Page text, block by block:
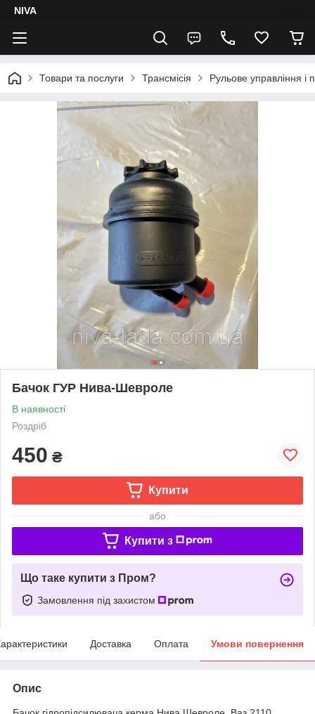
NIVA
Товари та послуги Трансмісія Рульове управління і
Бачок ГУР Нива-Шевроле
В наявності
Роздріб
450 ₴
Купити
або
Купити з
Що таке купити з Пром?
Замовлення під захистом
Доставка Оплата Умови повернення
Опис